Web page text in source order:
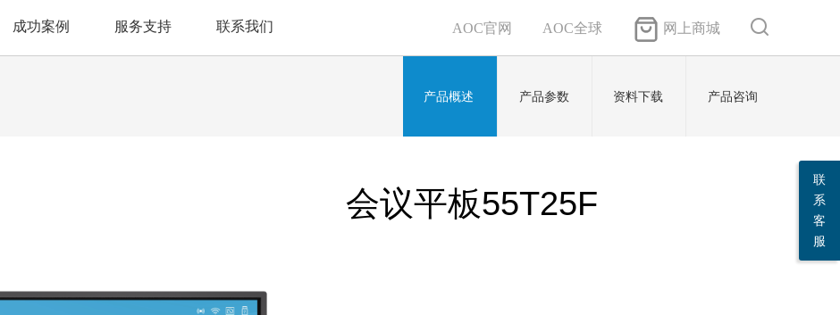
成功案例 服务支持 联系我们 AOC官网 AOC全球 网上商城
产品咨询
资料下载
产品参数
产品概述
会议平板55T25F
联
系
客
服